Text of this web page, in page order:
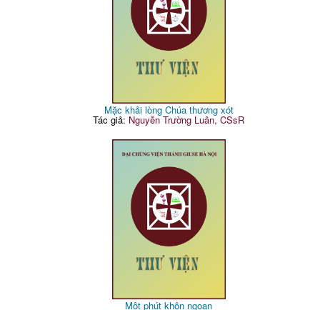
Mặc khải lòng Chúa thương xót
Tác giả: Nguyễn Trường Luân, CSsR
Một phút khôn ngoan